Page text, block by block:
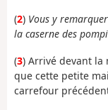
(2) Vous y
la caserne des
(3) Arrivé devant la
que cette petite
carrefour